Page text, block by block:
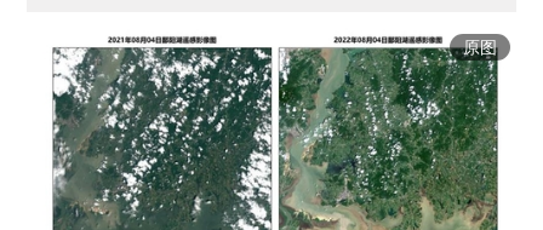
原图